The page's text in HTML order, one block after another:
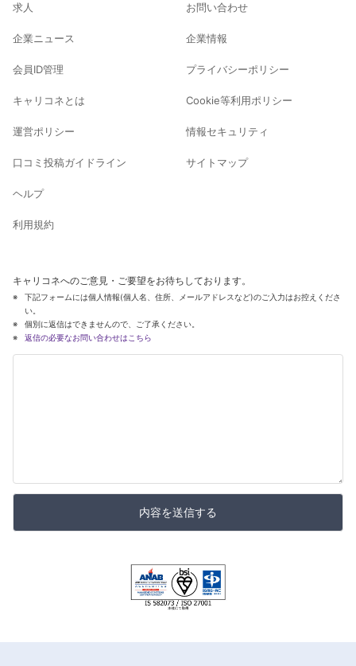
求人
企業ニュース
会員ID管理
キャリコネとは
運営ポリシー
口コミ投稿ガイドライン
ヘルプ
利用規約
お問い合わせ
企業情報
プライバシーポリシー
Cookie等利用ポリシー
情報セキュリティ
サイトマップ
キャリコネへのご意見・ご要望をお待ちしております。
下記フォームには個人情報(個人名、住所、メールアドレスなど)のご入力はお控えくださ
い。
個別に返信はできませんので、ご了承ください。
返信の必要なお問い合わせはこちら
内容を送信する